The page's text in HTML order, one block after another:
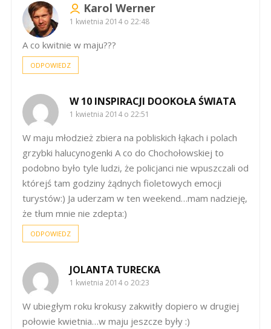
Karol Werner
1 kwietnia 2014 o 22:48
A co kwitnie w maju???
ODPOWIEDZ
W 10 INSPIRACJI DOOKOŁA ŚWIATA
1 kwietnia 2014 o 22:51
W maju młodzież zbiera na pobliskich łąkach i polach
grzybki halucynogenki A co do Chochołowskiej to
podobno było tyle ludzi, że policjanci nie wpuszczali od
którejś tam godziny żądnych fioletowych emocji
turystów:) Ja uderzam w ten weekend…mam nadzieję,
że tłum mnie nie zdepta:)
ODPOWIEDZ
JOLANTA TURECKA
1 kwietnia 2014 o 20:23
W ubiegłym roku krokusy zakwitły dopiero w drugiej
połowie kwietnia…w maju jeszcze były :)